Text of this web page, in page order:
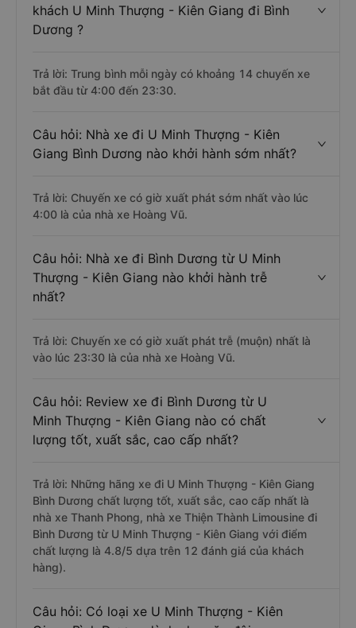
khách U Minh Thượng - Kiên Giang đi Bình
Dương ?
Trả lời: Trung bình mỗi ngày có khoảng 14 chuyến xe
bắt đầu từ 4:00 đến 23:30.
Câu hỏi: Nhà xe đi U Minh Thượng - Kiên
Giang Bình Dương nào khởi hành sớm nhất?
Trả lời: Chuyến xe có giờ xuất phát sớm nhất vào lúc
4:00 là của nhà xe Hoàng Vũ.
Câu hỏi: Nhà xe đi Bình Dương từ U Minh
Thượng - Kiên Giang nào khởi hành trễ
nhất?
Trả lời: Chuyến xe có giờ xuất phát trễ (muộn) nhất là
vào lúc 23:30 là của nhà xe Hoàng Vũ.
Câu hỏi: Review xe đi Bình Dương từ U
Minh Thượng - Kiên Giang nào có chất
lượng tốt, xuất sắc, cao cấp nhất?
Trả lời: Những hãng xe đi U Minh Thượng - Kiên Giang
Bình Dương chất lượng tốt, xuất sắc, cao cấp nhất là
nhà xe Thanh Phong, nhà xe Thiện Thành Limousine đi
Bình Dương từ U Minh Thượng - Kiên Giang với điểm
chất lượng là 4.8/5 dựa trên 12 đánh giá của khách
hàng).
Câu hỏi: Có loại xe U Minh Thượng - Kiên